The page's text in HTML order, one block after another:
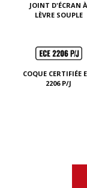
JOINT D'ÉCRAN À
LÈVRE SOUPLE
COQUE CERTIFIÉE
2206 P/J